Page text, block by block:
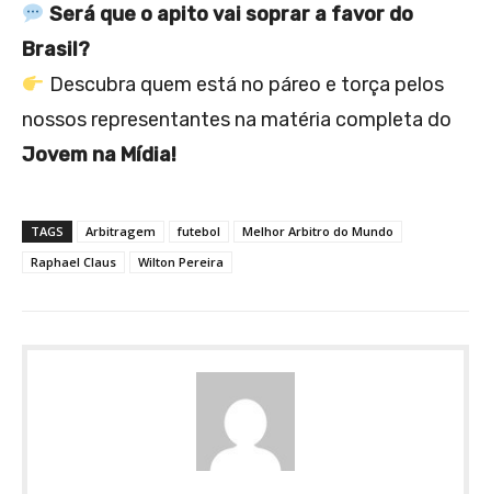
Será que o apito vai soprar a favor do
Brasil?
Descubra quem está no páreo e torça pelos
nossos representantes na matéria completa do
Jovem na Mídia!
TAGS Arbitragem futebol
Melhor Arbitro do Mundo
Raphael Claus
Wilton Pereira